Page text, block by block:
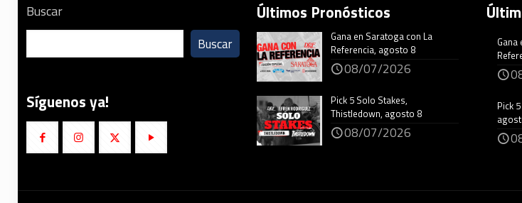
Buscar
Buscar
Síguenos ya!
Últimos Pronósticos
Gana en Saratoga con La
Referencia, agosto 8
08/07/2026
Pick 5 Solo Stakes,
Thistledown, agosto 8
08/07/2026
Pick